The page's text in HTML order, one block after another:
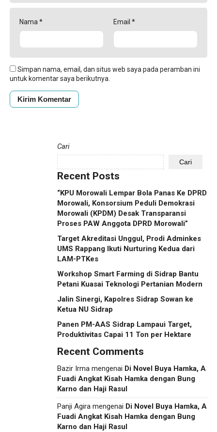
Nama * Email *
Simpan nama, email, dan situs web saya pada peramban ini
untuk komentar saya berikutnya.
Cari
Cari
Recent Posts
“KPU Morowali Lempar Bola Panas Ke DPRD
Morowali, Konsorsium Peduli Demokrasi
Morowali (KPDM) Desak Transparansi
Proses PAW Anggota DPRD Morowali”
Target Akreditasi Unggul, Prodi Adminkes
UMS Rappang Ikuti Nurturing Kedua dari
LAM-PTKes
Workshop Smart Farming di Sidrap Bantu
Petani Kuasai Teknologi Pertanian Modern
Jalin Sinergi, Kapolres Sidrap Sowan ke
Ketua NU Sidrap
Panen PM-AAS Sidrap Lampaui Target,
Produktivitas Capai 11 Ton per Hektare
Recent Comments
Bazir Irma mengenai Di Novel Buya Hamka, A
Fuadi Angkat Kisah Hamka dengan Bung
Karno dan Haji Rasul
Panji Agira mengenai Di Novel Buya Hamka, A
Fuadi Angkat Kisah Hamka dengan Bung
Karno dan Haji Rasul